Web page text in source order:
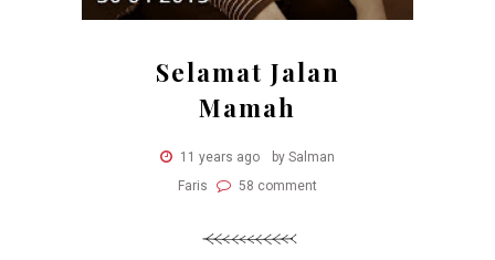
Selamat Jalan
Mamah
11 years ago
by Salman
Faris
58 comment